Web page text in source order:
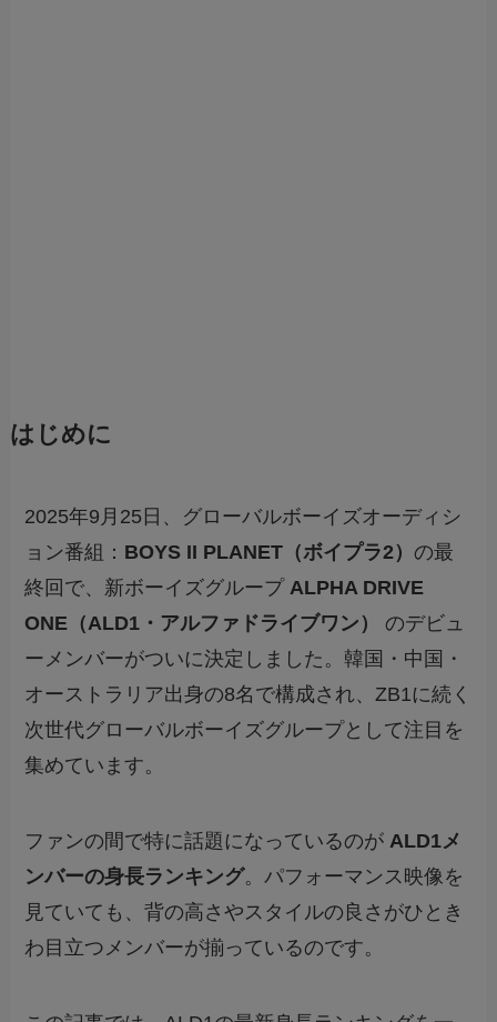
はじめに
2025年9月25日、グローバルボーイズオーディシ
ョン番組： BOYS II PLANET（ボイプラ2）の最
終回で、新ボーイズグループALPHA DRIVE
ONE（ALD1・アルファドライブワン）
のデビュ
ーメンバーがついに決定しました。韓国・中国・
オーストラリア出身の8名で構成され、ZB1に続く
次世代グローバルボーイズグループとして注目を
集めています。
ファンの間で特に話題になっているのがALD1メ
ンバーの身長ランキング。パフォーマンス映像を
見ていても、背の高さやスタイルの良さがひとき
わ目立つメンバーが揃っているのです。